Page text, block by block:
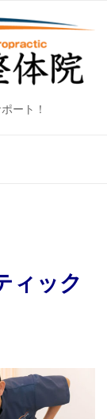
ート！
ィック